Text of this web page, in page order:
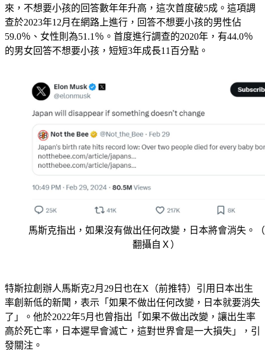
來，不想要小孩的回答數年年升高，這次首度破5成。這項調
查於2023年12月在網路上進行，回答不想要小孩的男性佔
59.0％、女性則為51.1％。首度進行調查的2020年，有44.0％
的男女回答不想要小孩，短短3年成長11百分點。
馬斯克指出，如果沒有做出任何改變，日本將會消失。
翻攝自Ｘ）
特斯拉創辦人馬斯克2月29日也在X（前推特）引用日本出生
率創新低的新聞，表示「如果不做出任何改變，日本就要消失
了」。他於2022年5月也曾指出「如果不做出改變，讓出生率
高於死亡率，日本遲早會滅亡，這對世界會是一大損失」，引
發關注。